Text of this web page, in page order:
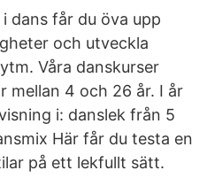
dans får du öva upp
och utveckla
Våra danskurser
mellan 4 och 26 år. I år
i: danslek från 5
Här får du testa en
på ett lekfullt sätt.